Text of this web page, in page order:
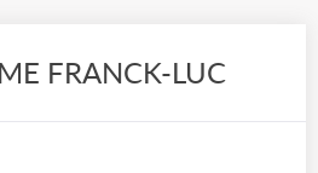
FRANCK-LUC